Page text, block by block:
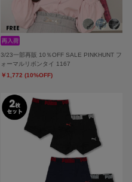
3/23一部再販 10％OFF SALE PINKHUNT フ
ォーマルリボンタイ 1167
￥1,772 (10%OFF)